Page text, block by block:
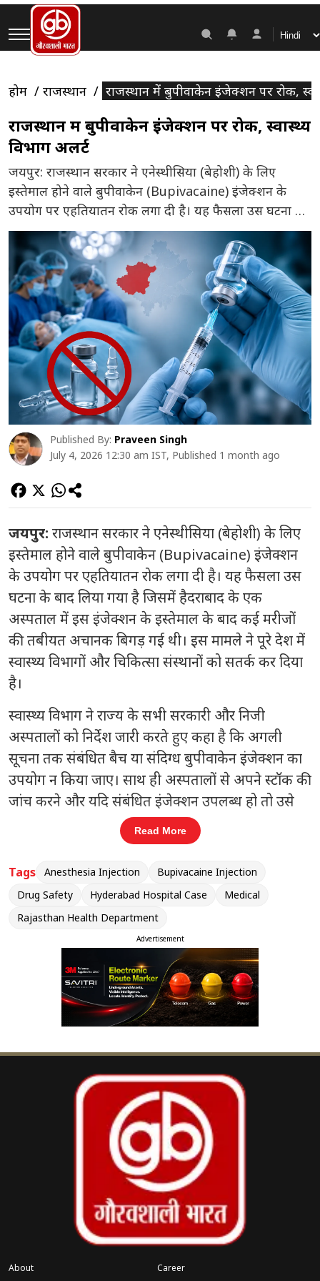
होम राजस्थान राजस्थान में बुपीवाकेन इंजेक्शन पर रोक,
राजस्थान में बुपीवाकेन इंजेक्शन पर रोक, स्वास्थ्य
विभाग अलर्ट
जयपुर: राजस्थान सरकार ने एनेस्थीसिया (बेहोशी) के लिए
इस्तेमाल होने वाले बुपीवाकेन (Bupivacaine) इंजेक्शन के
उपयोग पर एहतियातन रोक लगा दी है। यह फैसला उस घटना के
बाद लिया गया है जिसमें हैदराबाद के एक अस्पताल में इस
इंजेक्शन के इस्तेमाल के बाद कई मरीजों की तबीयत अचानक
बिगड़ गई थी। इस मामले ने पूरे […]
Published By: Praveen Singh
July 4, 2026 12:30 am IST, Published 1 month ago
जयपुर: राजस्थान सरकार ने एनेस्थीसिया (बेहोशी) के लिए
इस्तेमाल होने वाले बुपीवाकेन (Bupivacaine) इंजेक्शन
के उपयोग पर एहतियातन रोक लगा दी है। यह फैसला उस
घटना के बाद लिया गया है जिसमें हैदराबाद के एक
अस्पताल में इस इंजेक्शन के इस्तेमाल के बाद कई मरीजों
की तबीयत अचानक बिगड़ गई थी। इस मामले ने पूरे देश में
स्वास्थ्य विभागों और चिकित्सा संस्थानों को सतर्क कर दिया
है।
स्वास्थ्य विभाग ने राज्य के सभी सरकारी और निजी
अस्पतालों को निर्देश जारी करते हुए कहा है कि अगली
सूचना तक संबंधित बैच या संदिग्ध बुपीवाकेन इंजेक्शन का
उपयोग न किया जाए। साथ ही अस्पतालों से अपने स्टॉक की
जांच करने और यदि संबंधित इंजेक्शन उपलब्ध हो तो उसे
तत्काल अलग रखने को कहा गया है।
राजस्थान में भारत-पाक सीमा पर सख्ती
क्या है बुपीवाकेन इंजेक्शन?
बुपीवाकेन एक लोकल एनेस्थेटिक (Local Anesthetic)
चिकित्सा प्रक्रियाओं के दौरान मरीज को दर्द से राहत देने और
शरीर के किसी हिस्से को अस्थायी रूप से सुन्न करने के लिए
किया जाता है। यह दवा लंबे समय तक प्रभावी रहती है,
इसलिए ऑपरेशन थिएटर में इसका व्यापक उपयोग होता है।
हैदराबाद की घटना बनी चिंता का कारण
मीडिया रिपोर्टों के अनुसार, हैदराबाद के एक अस्पताल में
इस इंजेक्शन के इस्तेमाल के बाद 16 मरीजों की तबीयत
Read More
Tags Anesthesia Injection
Bupivacaine Injection
Drug Safety
Hyderabad Hospital Case
Medical
Rajasthan Health Department
Advertisement
About
Career